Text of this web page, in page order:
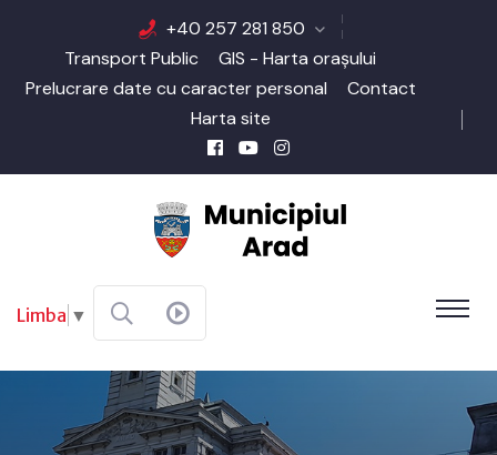
+40 257 281 850
Transport Public
GIS - Harta orașului
Prelucrare date cu caracter personal
Contact
Harta site
Limba ▼